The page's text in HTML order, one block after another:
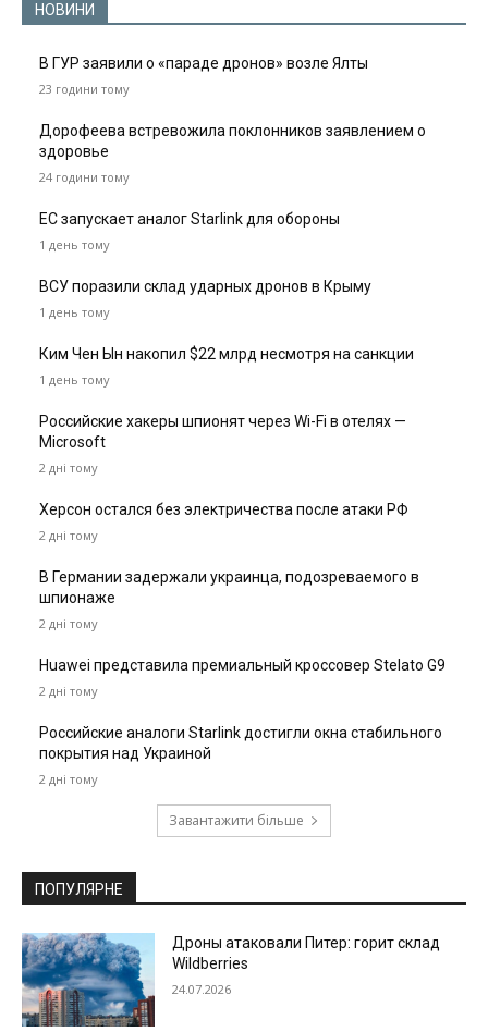
НОВИНИ
В ГУР заявили о «параде дронов» возле Ялты
23 години тому
Дорофеева встревожила поклонников заявлением о
здоровье
24 години тому
ЕС запускает аналог Starlink для обороны
1 день тому
ВСУ поразили склад ударных дронов в Крыму
1 день тому
Ким Чен Ын накопил $22 млрд несмотря на санкции
1 день тому
Российские хакеры шпионят через Wi-Fi в отелях —
Microsoft
2 дні тому
Херсон остался без электричества после атаки РФ
2 дні тому
В Германии задержали украинца, подозреваемого в
шпионаже
2 дні тому
Huawei представила премиальный кроссовер Stelato G9
2 дні тому
Российские аналоги Starlink достигли окна стабильного
покрытия над Украиной
2 дні тому
Завантажити більше
ПОПУЛЯРНЕ
Дроны атаковали Питер: горит склад
Wildberries
24.07.2026